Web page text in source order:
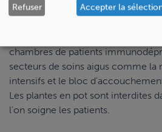
visiteurs. Des toilettes réservées
Les fleurs sont les bienvenues,
chambres de patients
secteurs de soins aigus comme la
intensifs et le bloc
Les plantes en pot sont interdites
l'on soigne les patients.
Refuser Accepter la